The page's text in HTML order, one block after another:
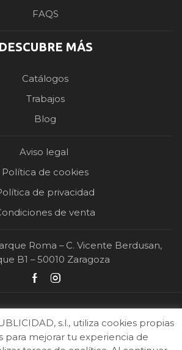
FAQS
DESCUBRE MÁS
Catálogos
Trabajos
Blog
Aviso legal
Política de cookies
de privacidad
de venta
Roma – C. Vicente Berdusan,
B1 – 50010 Zaragoza
s.l., utiliza cookies propias
para mejorar tu experiencia de